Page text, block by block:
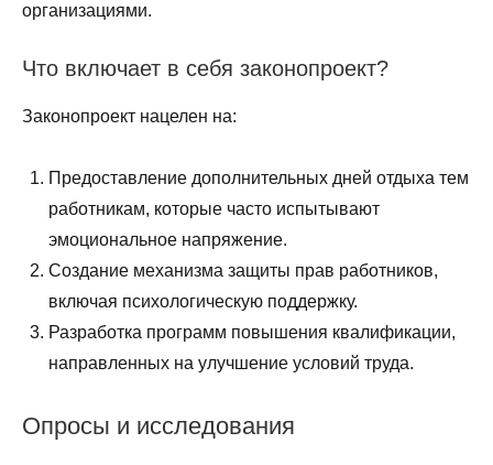
организациями.
Что включает в себя законопроект?
Законопроект нацелен на:
Предоставление дополнительных дней отдыха тем
работникам, которые часто испытывают
эмоциональное напряжение.
Создание механизма защиты прав работников,
включая психологическую поддержку.
Разработка программ повышения квалификации,
направленных на улучшение условий труда.
Опросы и исследования